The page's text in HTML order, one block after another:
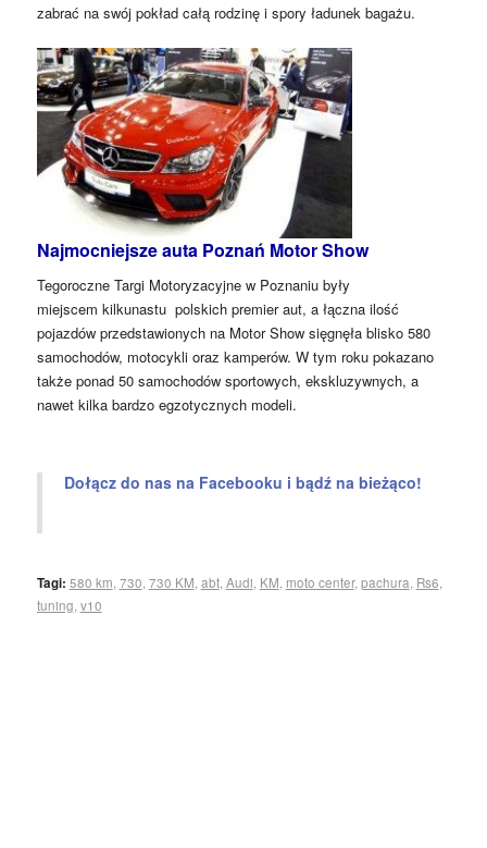
zabrać na swój pokład całą rodzinę i spory ładunek bagażu.
Najmocniejsze auta Poznań Motor Show
Tegoroczne Targi Motoryzacyjne w Poznaniu były
miejscem kilkunastu polskich premier aut, a łączna ilość
pojazdów przedstawionych na Motor Show sięgnęła blisko 580
samochodów, motocykli oraz kamperów. W tym roku pokazano
także ponad 50 samochodów sportowych, ekskluzywnych, a
nawet kilka bardzo egzotycznych modeli.
Dołącz do nas na Facebooku i bądź na bieżąco!
Tagi: 580 km 730 730 KM abt, Audi KM moto center, pachura Rs6
tuning v10